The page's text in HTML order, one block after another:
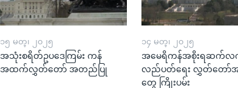
၁၅ မတ္၊ ၂၀၂၅
အသုံးစရိတ်ဥပဒေကြမ်း ကန်
အထက်လွှတ်တော် အတည်ပြု
၁၄ မတ္၊ ၂၀၂၅
အမေရိကန်အစိုးရဆက်
လည်ပတ်ရေး လွှတ်တော်
တွေ ကြိုးပမ်း